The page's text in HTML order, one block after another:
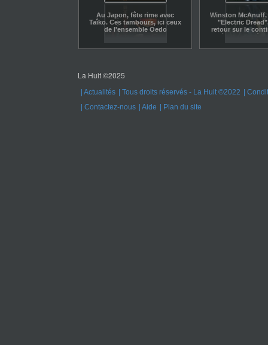
Au Japon, fête rime avec
Taîko. Ces tambours, ici ceux
de l'ensemble Oedo
Winston
"Electric
retour sur le
la scène des
La Huit ©2025
Actualités Tous droits réservés - La Huit ©2022
Contactez-nous
Aide Plan du site